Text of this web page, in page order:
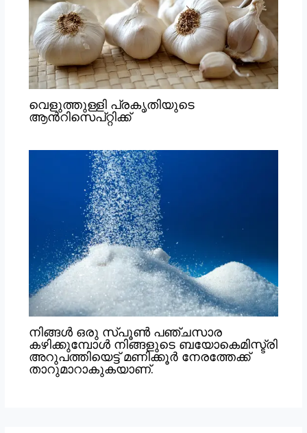
വെളുത്തുള്ളി പ്രകൃതിയുടെ
ആൻറിസെപ്റ്റിക്ക്
നിങ്ങൾ ഒരു സ്പൂൺ പഞ്ചസാര
കഴിക്കുമ്പോൾ നിങ്ങളുടെ ബയോകെമിസ്ട്രി
അറുപത്തിയെട്ട് മണിക്കൂർ നേരത്തേക്ക്
താറുമാറാകുകയാണ്.